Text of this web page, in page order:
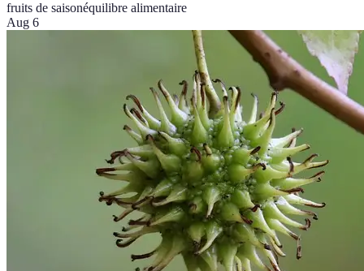
fruits de saisonéquilibre alimentaire
Aug 6